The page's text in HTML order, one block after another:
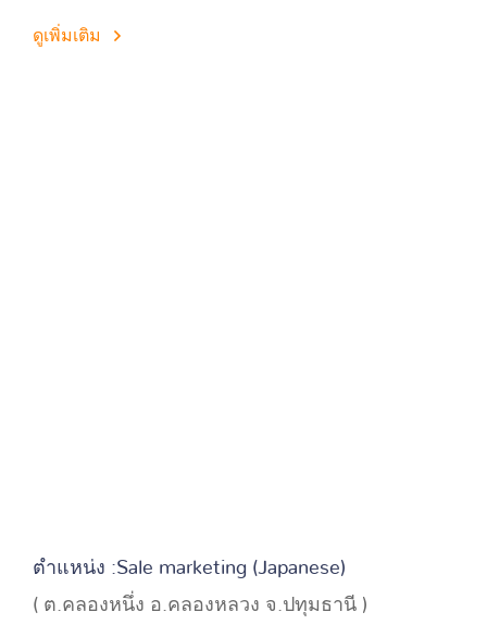
ดูเพิ่มเติม
ตำแหน่ง :Sale marketing (Japanese)
( ต.คลองหนึ่ง อ.คลองหลวง จ.ปทุมธานี )